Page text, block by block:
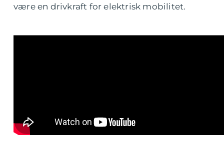
være en drivkraft for elektrisk mobilitet.